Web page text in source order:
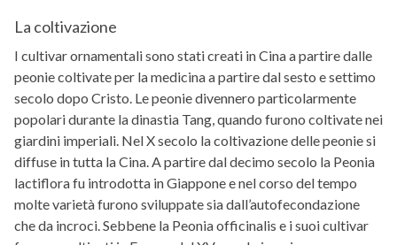
La coltivazione
I cultivar ornamentali sono stati creati in Cina a partire dalle
peonie coltivate per la medicina a partire dal sesto e settimo
secolo dopo Cristo. Le peonie divennero particolarmente
popolari durante la dinastia Tang, quando furono coltivate nei
giardini imperiali. Nel X secolo la coltivazione delle peonie si
diffuse in tutta la Cina. A partire dal decimo secolo la Peonia
lactiflora fu introdotta in Giappone e nel corso del tempo
molte varietà furono sviluppate sia dall’autofecondazione
che da incroci. Sebbene la Peonia officinalis e i suoi cultivar